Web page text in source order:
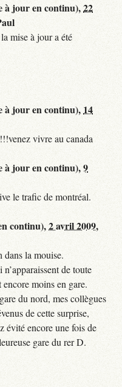
à jour en continu),22
mise à jour a été
à jour en continu), 14
vivre au canada
à jour en continu),9
le trafic de montréal.
continu),2 avril 2009,
dans la mouise.
de toute
moins en gare.
du nord, mes collègues
de cette surprise,
évité encore une fois de
gare du rer D.